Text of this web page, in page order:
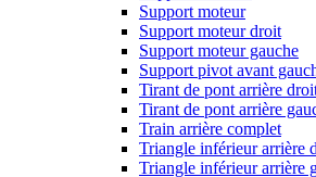
Support moteur
Support moteur droit
Support moteur gauche
Support pivot avant
Tirant de pont arrière
Tirant de pont arrière
Train arrière complet
Triangle inférieur arrière
Triangle inférieur arrière